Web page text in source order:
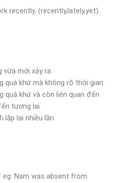
recently. (recently,lately,yet)
vừa mới xảy ra.
quá khứ mà không rõ thời gian.
quá khứ và còn liên quan đến
tương lai.
lặp lại nhiều lần.
Nam was absent from